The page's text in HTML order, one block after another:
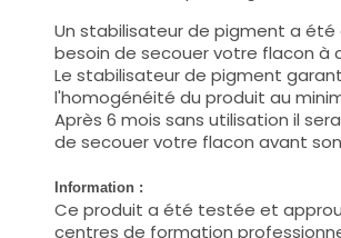
Un stabilisateur de pigment a été
besoin de secouer votre flacon à
Le stabilisateur de pigment
l'homogénéité du produit au
Après 6 mois sans utilisation il
de secouer votre flacon avant
Information :
Ce produit a été testée et
centres de formation